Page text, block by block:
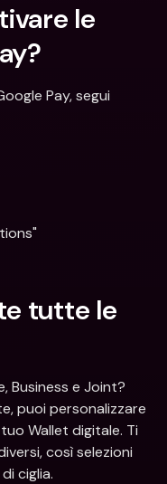
le
Pay, segui
tutte le
Business e Joint?
puoi personalizzare
Wallet digitale. Ti
così selezioni
ciglia.